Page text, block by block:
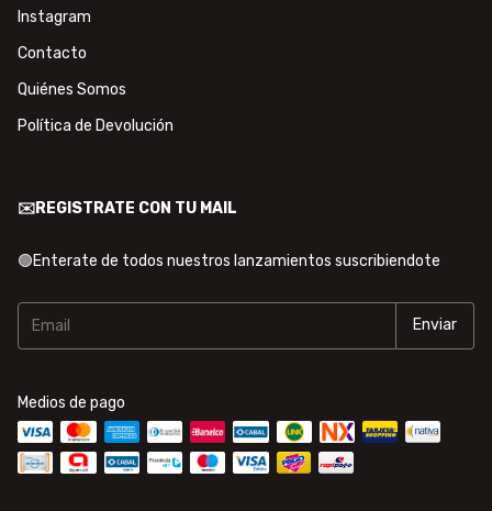
Instagram
Contacto
Quiénes Somos
Política de Devolución
✉️REGISTRATE CON TU MAIL
🟢Enterate de todos nuestros lanzamientos suscribiendote
Medios de pago